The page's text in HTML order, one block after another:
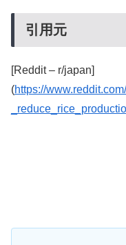
引用元
[Reddit – r/japan]
(https://